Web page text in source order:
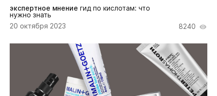
экспертное мнение гид по кислотам: что
нужно знать
20 октября 2023
8240